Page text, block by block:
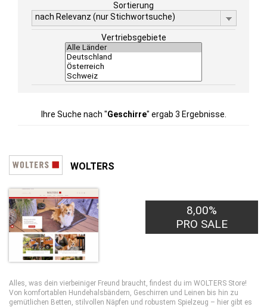
Sortierung
nach Relevanz (nur Stichwortsuche)
Vertriebsgebiete
Ihre Suche nach "Geschirre" ergab 3 Ergebnisse.
WOLTERS
8,00%
PRO SALE
Alles, was dein vierbeiniger Freund braucht, findest du im WOLTERS Store!
Von komfortablen Hundehalsbändern, Geschirren und Leinen bis hin zu
gemütlichen Betten, stilvollen Näpfen und robustem Spielzeug – hier gibt es